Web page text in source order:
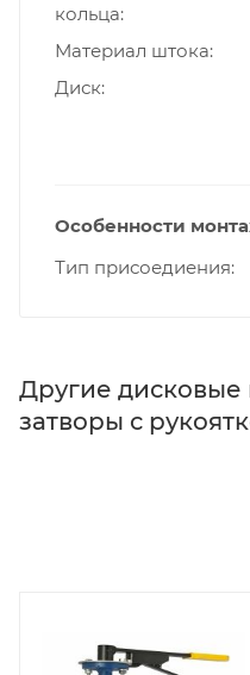
кольца
Материал штока
Диск
Особенности
Тип присоедиения
Другие
затворы с